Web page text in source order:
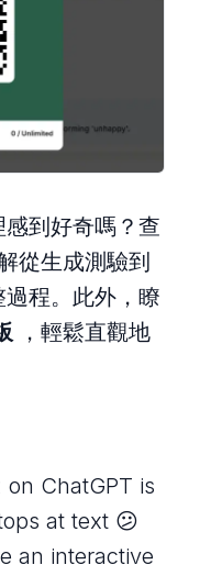
到好奇嗎？查
從生成測驗到
程。此外，瞭
，輕鬆直觀地
ChatGPT is
at text 😕
an interactive